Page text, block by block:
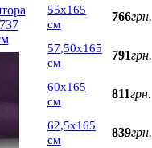
55х165
см
766грн.
57,50х165
см
791грн.
60х165
см
811грн.
62,5х165
см
839грн.